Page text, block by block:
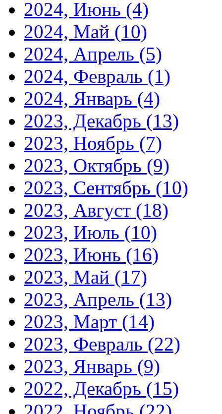
2024, Июнь (4)
2024, Май (10)
2024, Апрель (5)
2024, Февраль (1)
2024, Январь (4)
2023, Декабрь (13)
2023, Ноябрь (7)
2023, Октябрь (9)
2023, Сентябрь (10)
2023, Август (18)
2023, Июль (10)
2023, Июнь (16)
2023, Май (17)
2023, Апрель (13)
2023, Март (14)
2023, Февраль (22)
2023, Январь (9)
2022, Декабрь (15)